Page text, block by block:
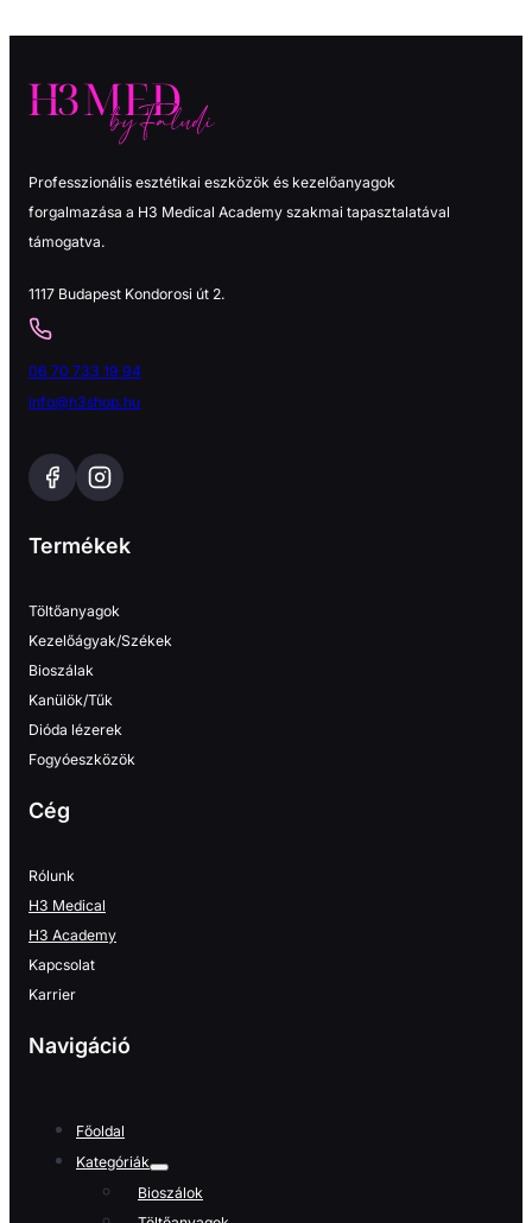
Professzionális esztétikai eszközök és kezelőanyagok
forgalmazása a H3 Medical Academy szakmai tapasztalatával
támogatva.
1117 Budapest Kondorosi út 2.
06 70 733 19 94
info@h3shop.hu
Termékek
Töltőanyagok
Kezelőágyak/Székek
Bioszálak
Kanülök/Tűk
Dióda lézerek
Fogyóeszközök
Cég
Rólunk
H3 Medical
H3 Academy
Kapcsolat
Karrier
Navigáció
Főoldal
Kategóriák
Bioszálok